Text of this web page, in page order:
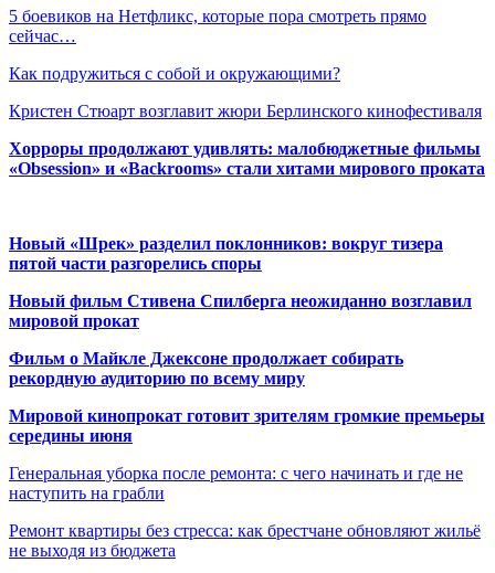
5 боевиков на Нетфликс, которые пора смотреть прямо
сейчас…
Как подружиться с собой и окружающими?
Кристен Стюарт возглавит жюри Берлинского кинофестиваля
Хорроры продолжают удивлять: малобюджетные фильмы
«Obsession» и «Backrooms» стали хитами мирового проката
Новый «Шрек» разделил поклонников: вокруг тизера
пятой части разгорелись споры
Новый фильм Стивена Спилберга неожиданно возглавил
мировой прокат
Фильм о Майкле Джексоне продолжает собирать
рекордную аудиторию по всему миру
Мировой кинопрокат готовит зрителям громкие премьеры
середины июня
Генеральная уборка после ремонта: с чего начинать и где не
наступить на грабли
Ремонт квартиры без стресса: как брестчане обновляют жильё
не выходя из бюджета